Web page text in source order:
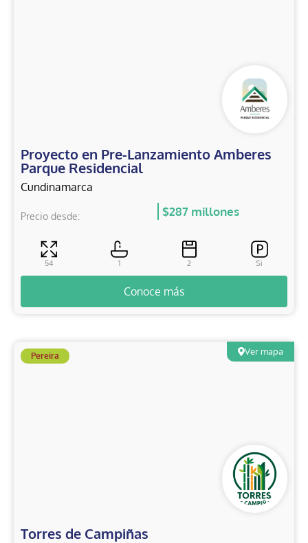
Proyecto en Pre-Lanzamiento Amberes
Parque Residencial
Cundinamarca
Precio desde: $287 millones
54 1 2 Si
Conoce más
Ver mapa
Pereira
Torres de Campiñas